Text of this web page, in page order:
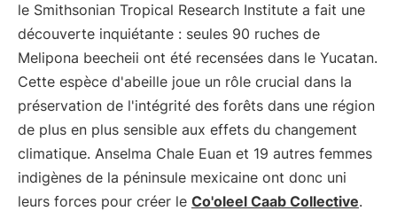
le Smithsonian Tropical Research Institute a fait une
découverte inquiétante : seules 90 ruches de
Melipona beecheii ont été recensées dans le Yucatan.
Cette espèce d'abeille joue un rôle crucial dans la
préservation de l'intégrité des forêts dans une région
de plus en plus sensible aux effets du changement
climatique. Anselma Chale Euan et 19 autres femmes
indigènes de la péninsule mexicaine ont donc uni
leurs forces pour créer le Co'oleel Caab Collective.